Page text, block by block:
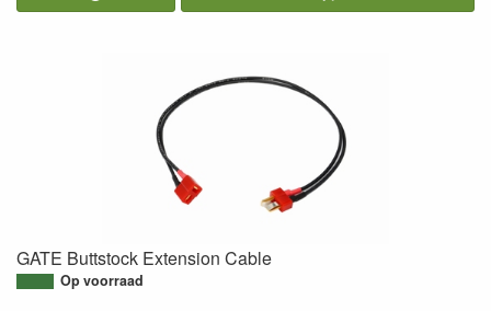
GATE Buttstock Extension Cable
Op voorraad